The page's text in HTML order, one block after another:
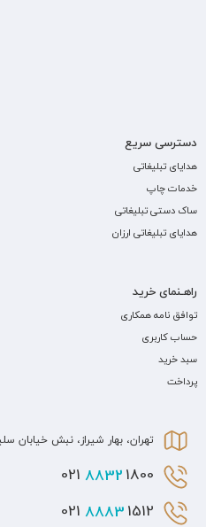
دسترسی سریع
هدایای تبلیغاتی
خدمات چاپ
ساک دستی تبلیغاتی
هدایای تبلیغاتی ارزان
راهـنمای خرید
توافق نامه همکاری
حساب کاربری
سبد خرید
پرداخت
تهران، بهار شیراز، نبش خیابان
8832 1800 021
8883 1512 021